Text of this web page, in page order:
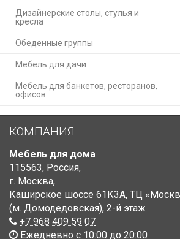
Дизайнерские столы, стулья и
кресла
Обеденные группы
Мебель для дачи
Мебель для банкетов, ресторанов,
офисов
КОМПАНИЯ
Мебель для дома
115563, Россия,
г. Москва,
Каширское шоссе 61К3А, ТЦ
(м. Домодедовская), 2-й этаж
+7 968 409 59 07
Ежедневно с 10:00 до 20:00